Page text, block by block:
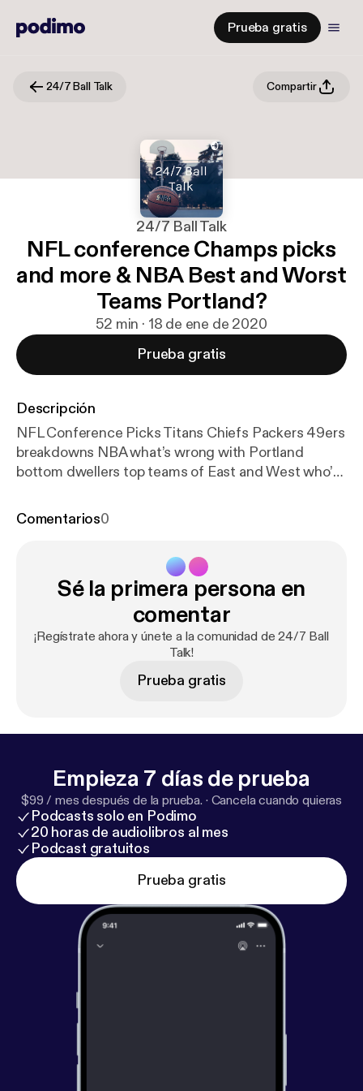
Prueba gratis
24/7 Ball Talk Compartir
24/7 Ball Talk
NFL conference Champs picks
and more & NBA Best and Worst
Teams Portland?
52 min · 18 de ene de 2020
Prueba gratis
Descripción
NFL Conference Picks Titans Chiefs Packers 49ers
breakdowns NBA what’s wrong with Portland
bottom dwellers top teams of East and West who’d
Brooklyn Nets? --- This episode is sponsored by ·
Comentarios0
Sé la primera persona en
comentar
¡Regístrate ahora y únete a la comunidad de 24/7 Ball
Talk!
Prueba gratis
Empieza 7 días de prueba
$99 / mes después de la prueba. · Cancela cuando quieras
Podcasts solo en Podimo
20 horas de audiolibros al mes
Podcast gratuitos
Prueba gratis